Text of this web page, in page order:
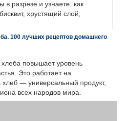
в разрезе и узнаете, как
хрустящий слой,
100 лучших рецептов домашнего
повышает уровень
Это работает на
хлеб — универсальный продукт,
всех народов мира.